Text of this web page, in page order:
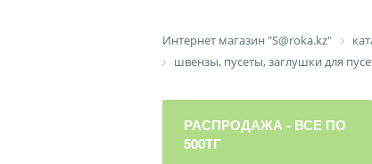
Интернет магазин "S@roka.kz"
швензы, пусеты, заглушки для
РАСПРОДАЖА - ВСЕ ПО
500ТГ